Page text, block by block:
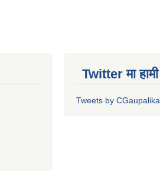
Twitter मा हामी
Tweets by CGaupalika